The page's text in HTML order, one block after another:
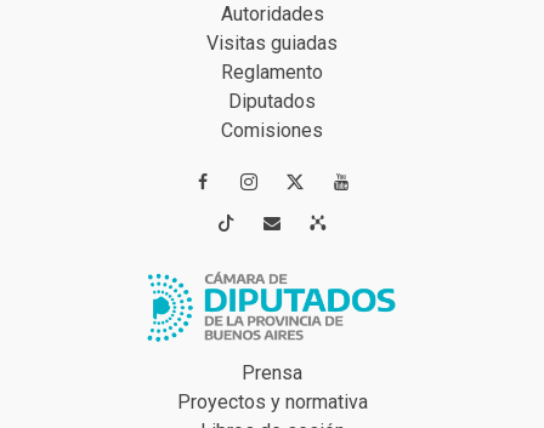
Autoridades
Visitas guiadas
Reglamento
Diputados
Comisiones
 
 
Prensa
Proyectos y normativa